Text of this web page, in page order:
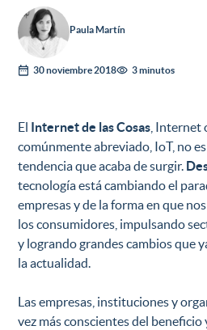
Paula Martín
30 noviembre 2018 3 minutos
El Internet de las Cosas , Internet
comúnmente abreviado, IoT, no
tendencia que acaba de surgir.
tecnología está cambiando el
empresas y de la forma en que
los consumidores, impulsando
y logrando grandes cambios que
la actualidad.
Las empresas, instituciones y
vez más conscientes del